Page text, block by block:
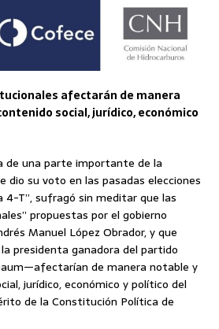
afectarán de manera
social, jurídico, económico
de una parte importante de la
dio su voto en las pasadas elecciones
4-T”, sufragó sin meditar que las
propuestas por el gobierno
Manuel López Obrador, y que
presidenta ganadora del partido
de manera notable y
jurídico, económico y político del
de la Constitución Política de